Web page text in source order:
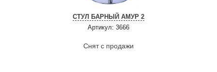
СТУЛ БАРНЫЙ АМУР 2
Артикул: 3666
Снят с продажи